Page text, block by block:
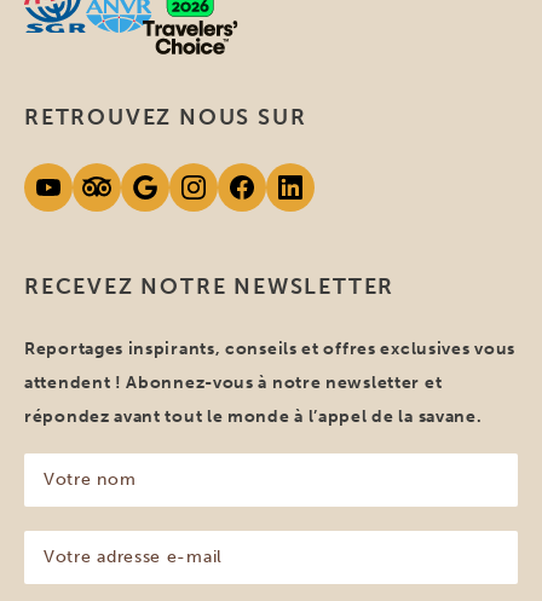
RECEVEZ NOTRE NEWSLETTER
Reportages inspirants, conseils et offres exclusives vous
attendent ! Abonnez-vous à notre newsletter et
répondez avant tout le monde à l’appel de la savane.
nom
(Nécessaire)
adresse
e-
RETROUVEZ NOUS SUR